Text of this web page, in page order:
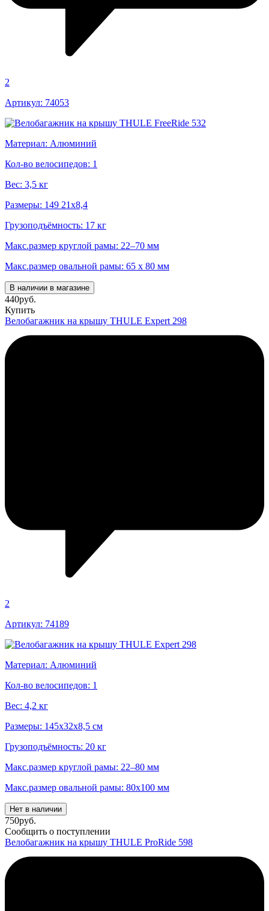
2
Артикул: 74053
Материал: Алюминий
Кол-во велосипедов: 1
Вес: 3,5 кг
Размеры: 149 21x8,4
Грузоподъёмность: 17 кг
Макс.размер круглой рамы: 22–70 мм
Макс.размер овальной рамы: 65 x 80 мм
В наличии в магазине
440руб.
Купить
Велобагажник на крышу THULE Expert 298
2
Артикул: 74189
Материал: Алюминий
Кол-во велосипедов: 1
Вес: 4,2 кг
Размеры: 145x32x8,5 см
Грузоподъёмность: 20 кг
Макс.размер круглой рамы: 22–80 мм
Макс.размер овальной рамы: 80x100 мм
Нет в наличии
750руб.
Сообщить о поступлении
Велобагажник на крышу THULE ProRide 598